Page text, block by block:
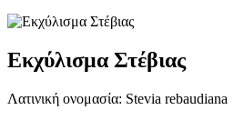
Εκχύλισμα Στέβιας
Λατινική ονομασία: Stevia rebaudiana